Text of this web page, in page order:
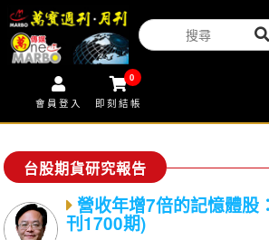
會員登入
0
即刻結帳
台股期貨研究報告
營收年增7倍的記憶體股
刊1700期)